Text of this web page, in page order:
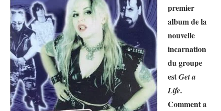
premier
album de la
nouvelle
incarnation
du groupe
estGet a
Life.
Comment a